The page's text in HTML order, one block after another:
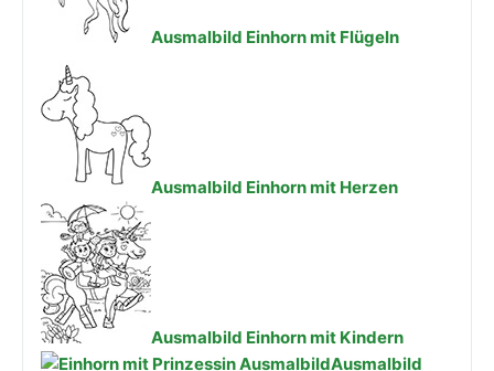
Ausmalbild Einhorn mit Flügeln
Ausmalbild Einhorn mit Herzen
Ausmalbild Einhorn mit Kindern
Ausmalbild